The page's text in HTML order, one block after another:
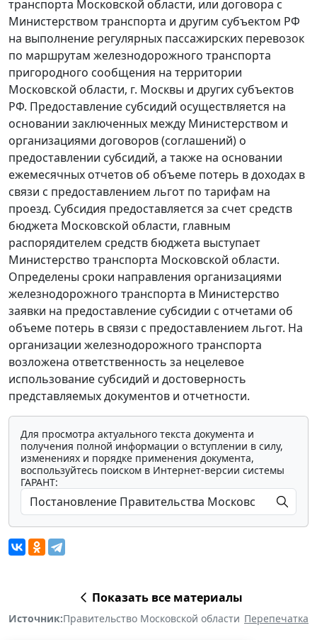
транспорта Московской области, или договора с
Министерством транспорта и другим субъектом РФ
на выполнение регулярных пассажирских перевозок
по маршрутам железнодорожного транспорта
пригородного сообщения на территории
Московской области, г. Москвы и других субъектов
РФ. Предоставление субсидий осуществляется на
основании заключенных между Министерством и
организациями договоров (соглашений) о
предоставлении субсидий, а также на основании
ежемесячных отчетов об объеме потерь в доходах в
связи с предоставлением льгот по тарифам на
проезд. Субсидия предоставляется за счет средств
бюджета Московской области, главным
распорядителем средств бюджета выступает
Министерство транспорта Московской области.
Определены сроки направления организациями
железнодорожного транспорта в Министерство
заявки на предоставление субсидии с отчетами об
объеме потерь в связи с предоставлением льгот. На
организации железнодорожного транспорта
возложена ответственность за нецелевое
использование субсидий и достоверность
представляемых документов и отчетности.
Для просмотра актуального текста документа и
получения полной информации о вступлении в силу,
изменениях и порядке применения документа,
воспользуйтесь поиском в Интернет-версии системы
ГАРАНТ:
Показать все материалы
Источник:Правительство Московской области Перепечатка